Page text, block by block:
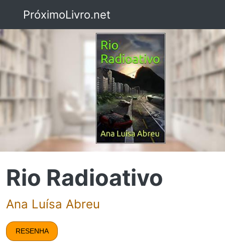
PróximoLivro.net
Rio Radioativo
Ana Luísa Abreu
RESENHA